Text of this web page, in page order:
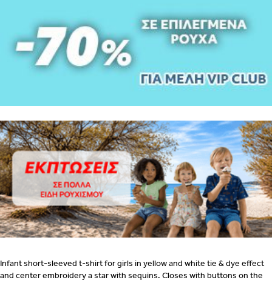
Infant short-sleeved t-shirt for girls in yellow and white tie & dye effect
and center embroidery a star with sequins. Closes with buttons on the
ΒΗΜΑ
ΕΣΩΡΟΥΧΑ ΓΙΑ ΜΕΤΑ ΤΟΝ ΤΟΚΕΤΟ – ΤΟ ΣΟΥΤΙΕΝΠΩΣ
ΒΗΜΑ 2